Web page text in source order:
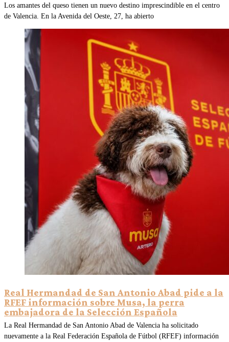
Los amantes del queso tienen un nuevo destino imprescindible en el centro
de Valencia. En la Avenida del Oeste, 27, ha abierto
Real Hermandad de San Antonio Abad pide a la
RFEF información sobre Musa, la perra
embajadora de la Selección Española
La Real Hermandad de San Antonio Abad de Valencia ha solicitado
nuevamente a la Real Federación Española de Fútbol (RFEF) información